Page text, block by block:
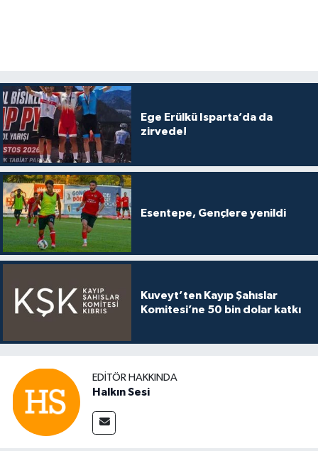
Ege Erülkü Isparta’da da
zirvede!
Esentepe, Gençlere yenildi
Kuveyt’ten Kayıp Şahıslar
Komitesi’ne 50 bin dolar katkı
EDITÖR HAKKINDA
Halkın Sesi